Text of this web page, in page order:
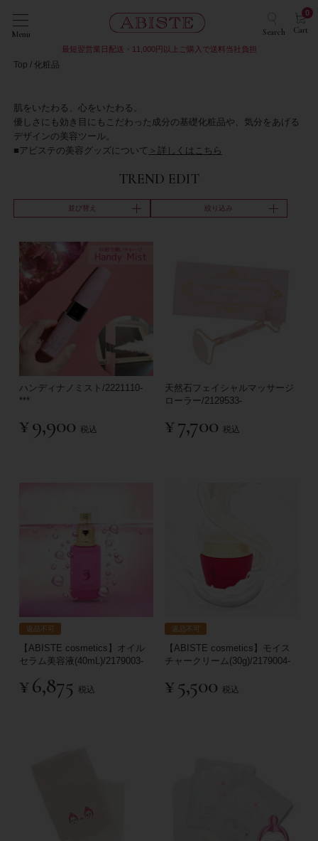
Menu Search Cart
0
最短翌営業日配送・11,000円以上ご購入で送料当社負担
Top 化粧品
肌をいたわる、心をいたわる。
優しさにも効き目にもこだわった成分の基礎化粧品や、気分をあげる
デザインの美容ツール。
■アビステの美容グッズについて ＞詳しくはこちら
TREND EDIT
並び替え 絞り込み
ハンディナノミスト/2221110-
***
¥9,900 税込
天然石フェイシャルマッサージ
ローラー/2129533-
¥7,700 税込
返品不可
【ABISTE cosmetics】オイル
セラム美容液(40mL)/2179003-
¥6,875 税込
返品不可
【ABISTE cosmetics】モイス
チャークリーム(30g)/2179004-
¥5,500 税込